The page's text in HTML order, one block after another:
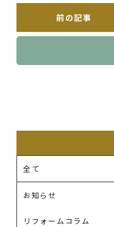
前の記事
全て
お知らせ
リフォームコラム